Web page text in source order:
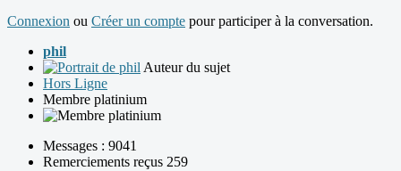
Connexion ou Créer un compte pour participer à la conversation.
phil
Auteur du sujet
Hors Ligne
Membre platinium
Messages : 9041
Remerciements reçus 259